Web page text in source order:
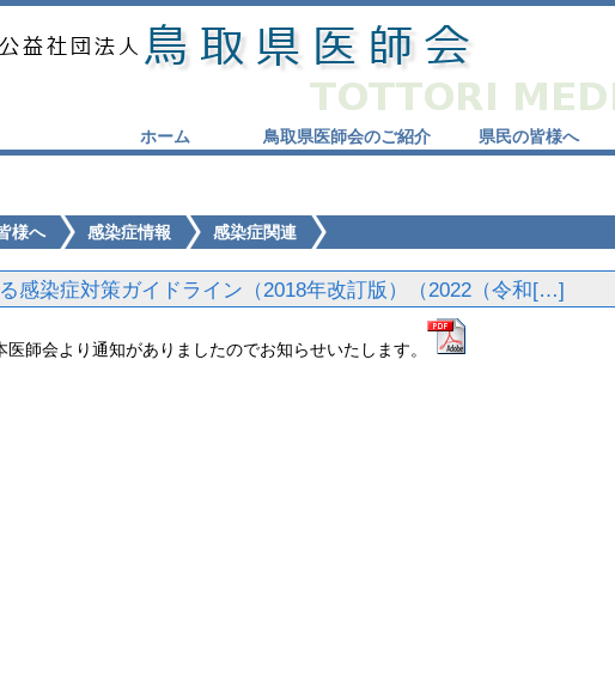
ホーム 鳥取県医師会のご紹介 県民の皆様へ
様へ 感染症情報 感染症関連
感染症対策ガイドライン（2018年改訂版）（2022（令和[…]
師会より通知がありましたのでお知らせいたします。